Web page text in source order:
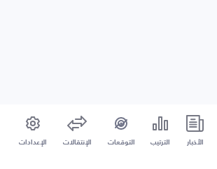
الأخبار الترتيب التوقعات الإنتقالات الإعدادات